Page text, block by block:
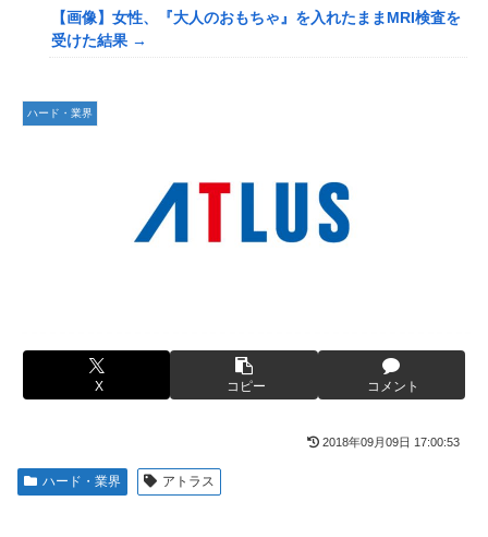
転生したらお気楽貴族生活が出来ると思ってたのに… 第19
話
情を告白
【画像】ADHDとの旅行、大変すぎておわるwwwwww
【ワンピース】ミホークさん、イム様による伝説の武器19本
登場で「世界最強」の格がついに怪しくなってきてしまうｗ
【悲報】イオン、完全にヤケクソになるｗｗｗｗ
中国「大洪水！」三峡ダム「急激に流入が増える（決壊危
損」台風13号「非常に強い勢力で三峡直撃予測」→
初見で「勝てるわけないやろくそったれ…」って思ったゲー
【画像】女性、『大人のおもちゃ』を入れたままMRI検査を
受けた結果 →
トランプ「イランが核兵器を作れば、イタリアを2分で消滅
【悲報】八王子の夏祭り、衛生管理終わってた
レインボー池田、超美人女子アナと結婚wwwwwww
【悲報】ショートスリーパー堀大輔さん、誹謗中傷コメント
が1万件を越えて号泣してしまうｗｗｗｗｗ
【衝撃】浜辺美波さん、『コレ』が苦手なタイプだった！？
←お世話してあげたい弱男が大量沸きしてしまうw w w w w
ハード・業界
X コピー コメント
2018年09月09日 17:00:53
ハード・業界 アトラス